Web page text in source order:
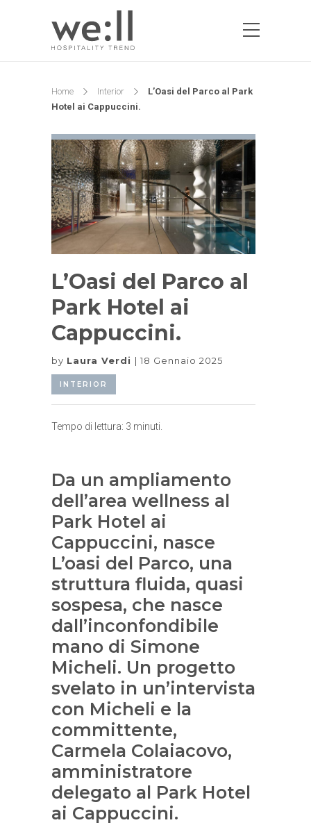
Home Interior
L’Oasi del Parco al Park
Hotel ai Cappuccini.
L’Oasi del Parco al
Park Hotel ai
Cappuccini.
by Laura Verdi 18 Gennaio 2025
INTERIOR
Tempo di lettura: 3 minuti.
Da un ampliamento
dell’area wellness al
Park Hotel ai
Cappuccini, nasce
L’oasi del Parco, una
struttura fluida, quasi
sospesa, che nasce
dall’inconfondibile
mano di Simone
Micheli. Un progetto
svelato in un’intervista
con Micheli e la
committente,
Carmela Colaiacovo,
amministratore
delegato al Park Hotel
ai Cappuccini.